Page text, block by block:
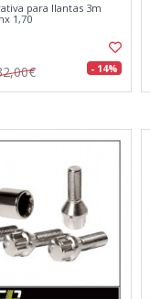
para llantas 3m
1,70
- 14%